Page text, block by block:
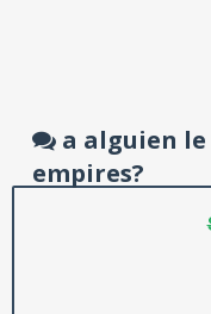
a alguien
empires?